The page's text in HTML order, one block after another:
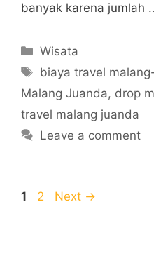
banyak karena jumlah
Categories
Wisata
Tags
biaya travel
Malang Juanda, drop
travel malang juanda
Leave a comment
Page
1 Page
2 Next →